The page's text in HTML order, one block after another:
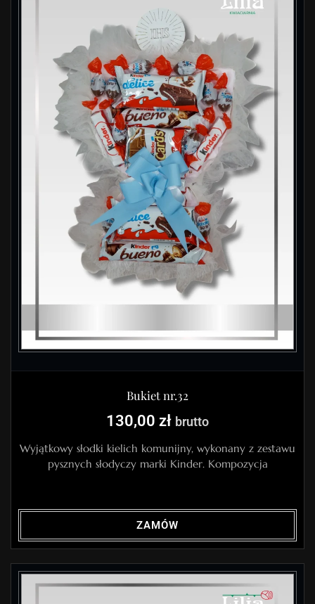
Bukiet nr.32
130,00 zł brutto
Wyjątkowy słodki kielich komunijny, wykonany z zestawu
pysznych słodyczy marki Kinder. Kompozycja
ZAMÓW